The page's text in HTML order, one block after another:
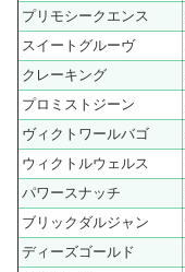
プリモシークエンス
スイートグルーヴ
クレーキング
プロミストジーン
ヴィクトワールバゴ
ウィクトルウェルス
パワースナッチ
ブリックダルジャン
ディーズゴールド